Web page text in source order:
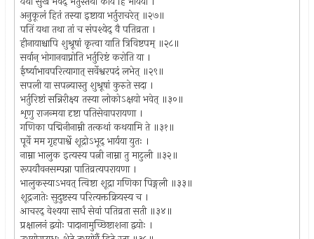
अनुकूलं हितं तस्या इष्टाया भर्तुराचरेत् ॥२७॥
पतिं यथा तथा तां च संपश्येद् वै पतिव्रता ।
हीनायाश्चापि शुश्रूषां कृत्वा याति त्रिविष्टपम् ॥२८॥
सर्वान् भोगानवाप्नोति भर्तुरिष्टं करोति या ।
ईर्ष्याभावपरित्यागात् सर्वेश्वरपदं लभेत् ॥२९॥
सपली या सपत्न्यास्तु शुश्रूषां कुरुते सदा ।
भर्तुरिष्टां सन्निरीक्ष्य तस्या लोकोऽक्षयो भवेत् ॥३०॥
शृणु राजन्मया दृष्टा पतिसेवापरायणा ।
गणिका पद्मिनीनाम्नी तत्कथां कथयामि ते ॥३१॥
पूर्वे मम गृहपार्श्वे शूद्रोऽभूद् भार्यया युतः ।
नाम्ना भालुक इत्यस्य पत्नी नाम्ना तु माटुली ॥३२॥
रूपयौवनसम्पन्ना पातिव्रत्यपरायणा ।
भालुकस्याऽभवत् त्विष्टा शूद्रा गणिका पिङ्गली ॥३३॥
शूद्रजातेः सुदुष्टस्य परित्यक्तक्रियस्य च ।
आचरद् वेश्यया सार्धं सेवां पतिव्रता सती ॥३४॥
प्रक्षालनं द्वयोः पादानामुच्छिष्टाशना द्वयोः ।